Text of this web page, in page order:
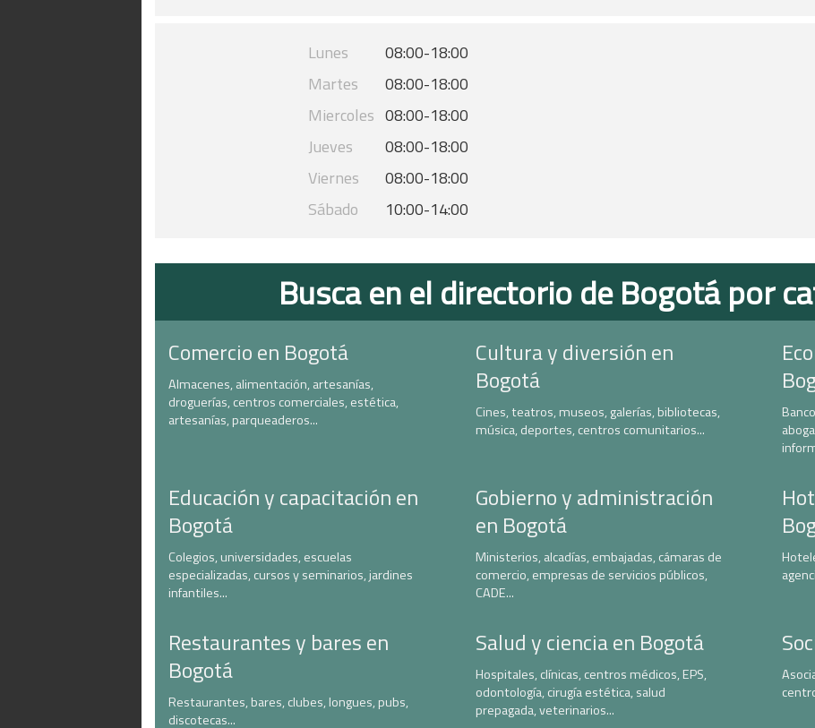
Lunes
08:00-18:00
Martes
08:00-18:00
Miercoles 08:00-18:00
Jueves
08:00-18:00
Viernes
08:00-18:00
Sábado
10:00-14:00
Busca en el directorio de Bogotá por
Comercio en Bogotá
Almacenes, alimentación, artesanías,
droguerías, centros comerciales, estética,
artesanías, parqueaderos...
Cultura y diversión en
Bogotá
Cines, teatros, museos, galerías, bibliotecas,
música, deportes, centros comunitarios...
Educación y capacitación en
Bogotá
Colegios, universidades, escuelas
especializadas, cursos y seminarios, jardines
infantiles...
Gobierno y administración
en Bogotá
Ministerios, alcadías, embajadas, cámaras de
comercio, empresas de servicios públicos,
CADE...
Restaurantes y bares en
Bogotá
Restaurantes, bares, clubes, longues, pubs,
discotecas...
Salud y ciencia en Bogotá
Hospitales, clínicas, centros médicos, EPS,
odontología, cirugía estética, salud
prepagada, veterinarios...